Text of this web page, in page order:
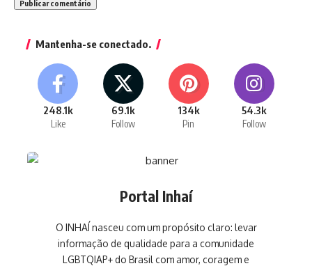
Mantenha-se conectado.
248.1k
Like
69.1k
Follow
134k
Pin
54.3k
Follow
Portal Inhaí
O INHAÍ nasceu com um propósito claro: levar
informação de qualidade para a comunidade
LGBTQIAP+ do Brasil com amor, coragem e